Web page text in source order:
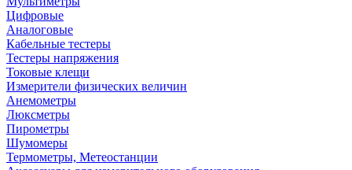
Цифровые
Аналоговые
Кабельные тестеры
Тестеры напряжения
Токовые клещи
Измерители физических величин
Анемометры
Люксметры
Пирометры
Шумомеры
Термометры, Метеостанции